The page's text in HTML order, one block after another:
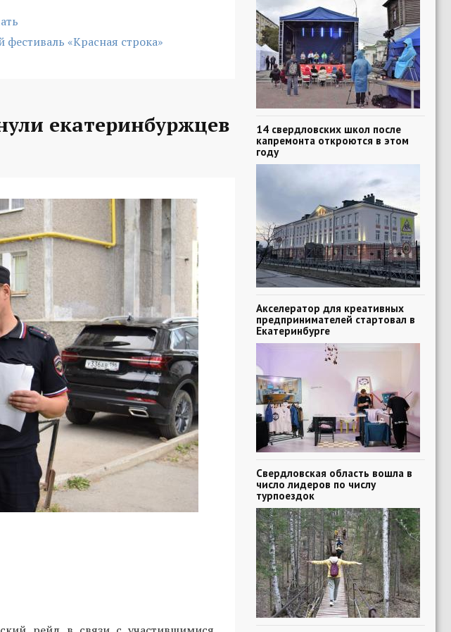
«Красная строка»
екатеринбуржцев
14 свердловских школ после
капремонта откроются в этом
году
Акселератор для креативных
предпринимателей стартовал в
Екатеринбурге
Свердловская область вошла в
число лидеров по числу
турпоездок